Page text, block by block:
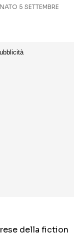
5 SETTEMBRE
della fiction